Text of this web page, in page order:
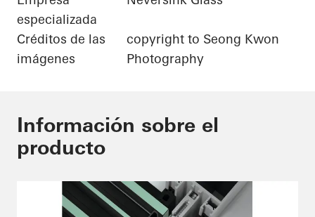
especializada
Créditos de las
imágenes
copyright to Seong Kwon
Photography
Información sobre el
producto